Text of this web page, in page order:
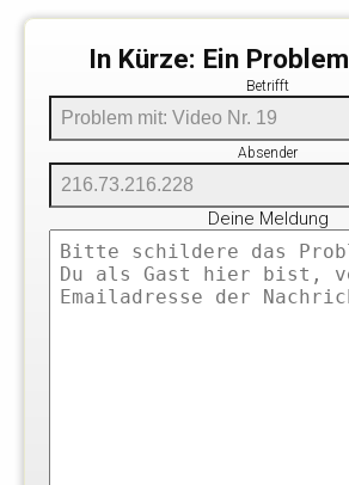
In Kürze: Ein
Betrifft
Absender
Deine Meldung